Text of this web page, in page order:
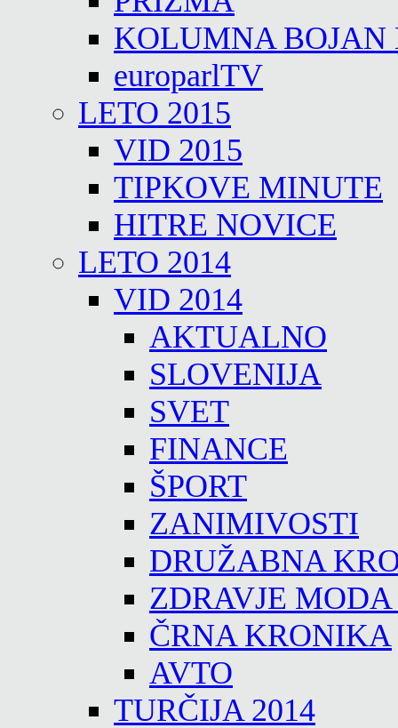
KOLUMNA BOJAN
europarlTV
LETO 2015
VID 2015
TIPKOVE MINUTE
HITRE NOVICE
LETO 2014
VID 2014
AKTUALNO
SLOVENIJA
SVET
FINANCE
ŠPORT
ZANIMIVOSTI
DRUŽABNA
ZDRAVJE
ČRNA KRONIKA
AVTO
TURČIJA 2014